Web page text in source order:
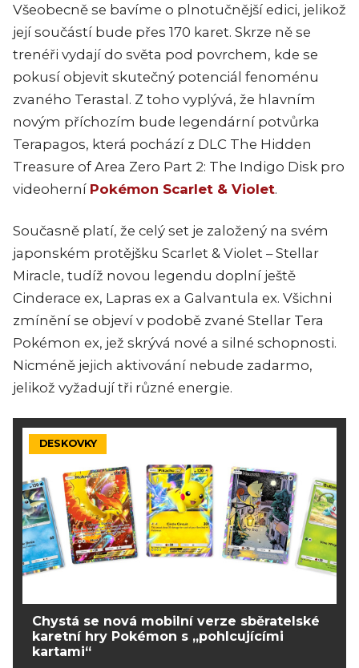
Všeobecně se bavíme o plnotučnější edici, jelikož
její součástí bude přes 170 karet. Skrze ně se
trenéři vydají do světa pod povrchem, kde se
pokusí objevit skutečný potenciál fenoménu
zvaného Terastal. Z toho vyplývá, že hlavním
novým příchozím bude legendární potvůrka
Terapagos, která pochází z DLC The Hidden
Treasure of Area Zero Part 2: The Indigo Disk pro
videoherní Pokémon Scarlet & Violet.
Současně platí, že celý set je založený na svém
japonském protějšku Scarlet & Violet – Stellar
Miracle, tudíž novou legendu doplní ještě
Cinderace ex, Lapras ex a Galvantula ex. Všichni
zmínění se objeví v podobě zvané Stellar Tera
Pokémon ex, jež skrývá nové a silné schopnosti.
Nicméně jejich aktivování nebude zadarmo,
jelikož vyžadují tři různé energie.
DESKOVKY
Chystá se nová mobilní verze sběratelské
karetní hry Pokémon s „pohlcujícími
kartami“